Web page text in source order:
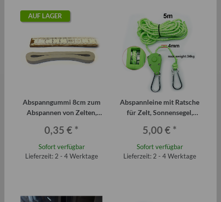
AUF LAGER
Abspanngummi 8cm zum
Abspannen von Zelten,
0,35 € *
Sofort verfügbar
Lieferzeit: 2 - 4 Werktage
Abspannleine mit Ratsche
für Zelt, Sonnensegel,
5,00 € *
Sofort verfügbar
Lieferzeit: 2 - 4 Werktage